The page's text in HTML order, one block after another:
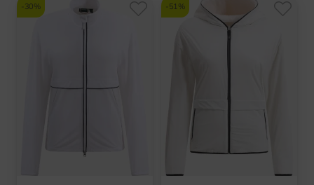
-30% -51%